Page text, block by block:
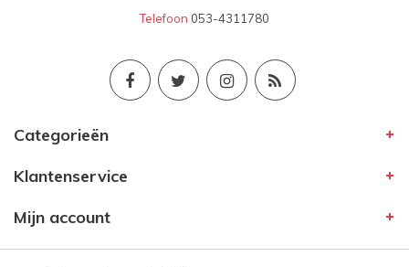
Telefoon 053-4311780
Categorieën
Klantenservice
Mijn account